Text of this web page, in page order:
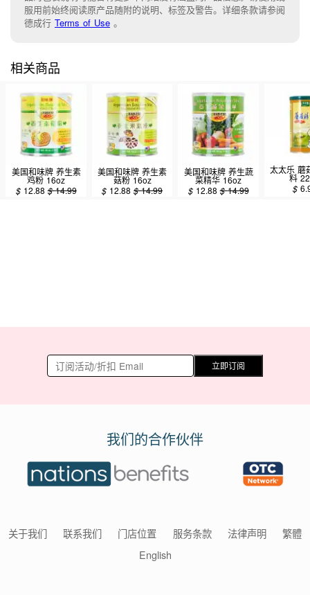
服用前始终阅读原产品随附的说明、标签及警告。详细条款请参阅
德成行 Terms of Use 。
相关商品
美国和味牌 养生素
鸡粉 16oz
$ 12.88 $14.99
美国和味牌 养生素
菇粉 16oz
$ 12.88 $14.99
美国和味牌 养生蔬
菜精华 16oz
$ 12.88 $14.99
太太乐 蘑
料
$
立即订阅
我们的合作伙伴
关于我们 联系我们 门店位置 服务条款 法律声明
繁體
English